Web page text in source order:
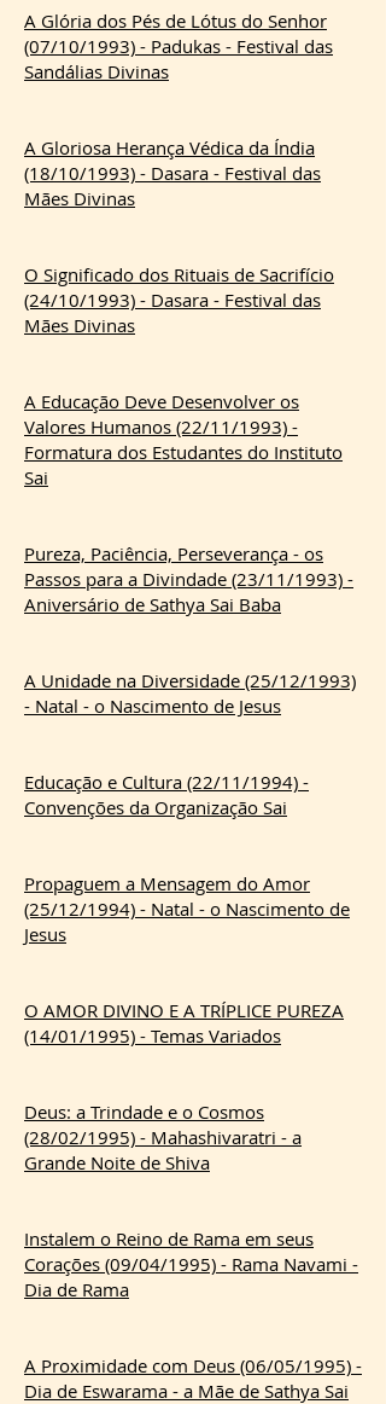
A Glória dos Pés de Lótus do Senhor
(07/10/1993) - Padukas - Festival das
Sandálias Divinas
A Gloriosa Herança Védica da Índia
(18/10/1993) - Dasara - Festival das
Mães Divinas
O Significado dos Rituais de Sacrifício
(24/10/1993) - Dasara - Festival das
Mães Divinas
A Educação Deve Desenvolver os
Valores Humanos (22/11/1993) -
Formatura dos Estudantes do Instituto
Sai
Pureza, Paciência, Perseverança - os
Passos para a Divindade (23/11/1993) -
Aniversário de Sathya Sai Baba
A Unidade na Diversidade (25/12/1993)
- Natal - o Nascimento de Jesus
Educação e Cultura (22/11/1994) -
Convenções da Organização Sai
Propaguem a Mensagem do Amor
(25/12/1994) - Natal - o Nascimento de
Jesus
O AMOR DIVINO E A TRÍPLICE PUREZA
(14/01/1995) - Temas Variados
Deus: a Trindade e o Cosmos
(28/02/1995) - Mahashivaratri - a
Grande Noite de Shiva
Instalem o Reino de Rama em seus
Corações (09/04/1995) - Rama Navami -
Dia de Rama
A Proximidade com Deus (06/05/1995) -
Dia de Eswarama - a Mãe de Sathya Sai